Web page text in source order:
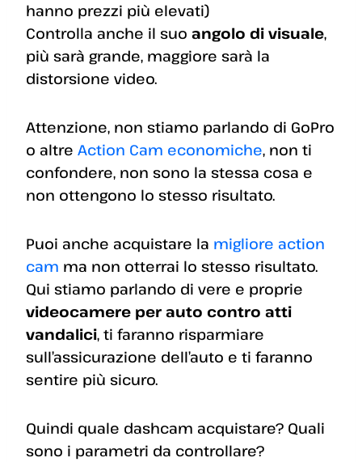
hanno prezzi più elevati)
Controlla anche il suo angolo di visuale,
più sarà grande, maggiore sarà la
distorsione video.
Attenzione, non stiamo parlando di GoPro
o altre Action Cam economiche, non ti
confondere, non sono la stessa cosa e
non ottengono lo stesso risultato.
Puoi anche acquistare la migliore action
cam ma non otterrai lo stesso risultato.
Qui stiamo parlando di vere e proprie
videocamere per auto contro atti
vandalici, ti faranno risparmiare
sull’assicurazione dell’auto e ti faranno
sentire più sicuro.
Quindi quale dashcam acquistare? Quali
sono i parametri da controllare?